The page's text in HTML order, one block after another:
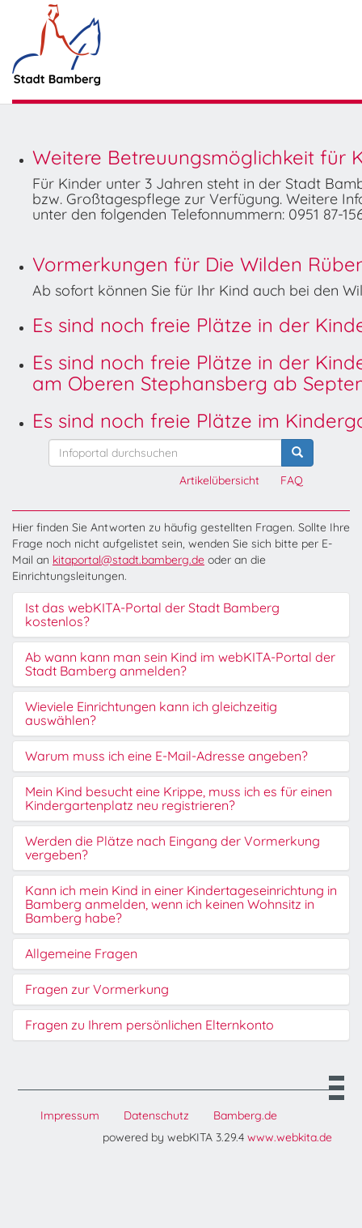
Weitere Betreuungsmöglichkeit für
Für Kinder unter 3 Jahren steht in der Stadt
bzw. Großtagespflege zur Verfügung. Weitere
unter den folgenden Telefonnummern: 0951 87-
Vormerkungen für Die Wilden
Ab sofort können Sie für Ihr Kind auch bei den
Es sind noch freie Plätze in der
Es sind noch freie Plätze in der
am Oberen Stephansberg ab
Es sind noch freie Plätze im
FAQ
Artikelübersicht
Hier finden Sie Antworten zu häufig gestellten Fragen. Sollte Ihre
Frage noch nicht aufgelistet sein, wenden Sie sich bitte per E-
Mail an kitaportal@stadt.bamberg.de oder an die
Einrichtungsleitungen.
Ist das webKITA-Portal der Stadt Bamberg
kostenlos?
Ab wann kann man sein Kind im webKITA-Portal der
Stadt Bamberg anmelden?
Wieviele Einrichtungen kann ich gleichzeitig
auswählen?
Warum muss ich eine E-Mail-Adresse angeben?
Mein Kind besucht eine Krippe, muss ich es für einen
Kindergartenplatz neu registrieren?
Werden die Plätze nach Eingang der Vormerkung
vergeben?
Kann ich mein Kind in einer Kindertageseinrichtung in
Bamberg anmelden, wenn ich keinen Wohnsitz in
Bamberg habe?
Allgemeine Fragen
Fragen zur Vormerkung
Fragen zu Ihrem persönlichen Elternkonto
Impressum Datenschutz
Bamberg.de
powered by webKITA 3.29.4 www.webkita.de